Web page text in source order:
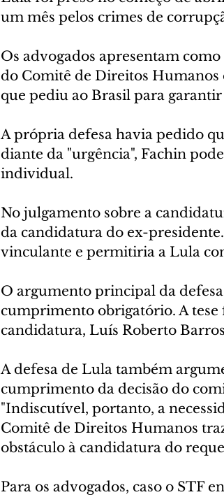
um mês pelos crimes de
Os advogados apresentam
do Comitê de Direitos Humanos
que pediu ao Brasil para
A própria defesa havia pedido
diante da "urgência", Fachin
individual.
No julgamento sobre a
da candidatura do ex-
vinculante e permitiria a Lula
O argumento principal da
cumprimento obrigatório. A
candidatura, Luís Roberto
A defesa de Lula também
cumprimento da decisão do
"Indiscutível, portanto, a
Comitê de Direitos Humanos
obstáculo à candidatura do
Para os advogados, caso o STF